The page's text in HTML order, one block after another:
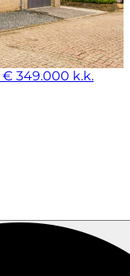
€ 349.000 k.k.